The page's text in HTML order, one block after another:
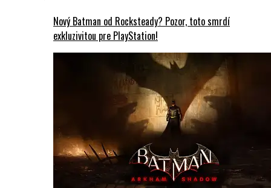
Nový Batman od Rocksteady? Pozor, toto smrdí
exkluzivitou pre PlayStation!